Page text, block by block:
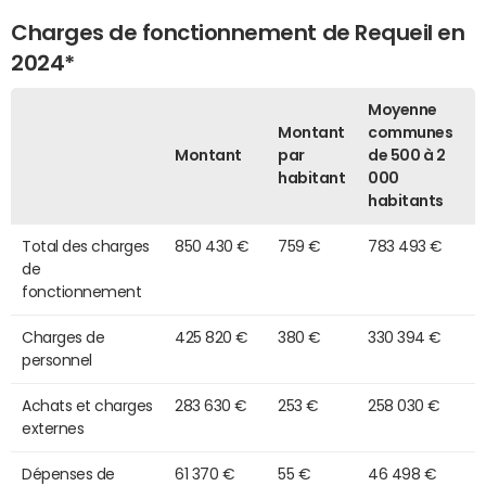
Charges de fonctionnement de Requeil en
2024*
Montant
Montant
par
habitant
Moyenne
communes
de 500 à 2
000
habitants
Total des charges
de
fonctionnement
850 430 € 759 € 783 493 €
Charges de
personnel
425 820 € 380 € 330 394 €
Achats et charges
externes
283 630 € 253 € 258 030 €
Dépenses de 61 370 € 55 € 46 498 €